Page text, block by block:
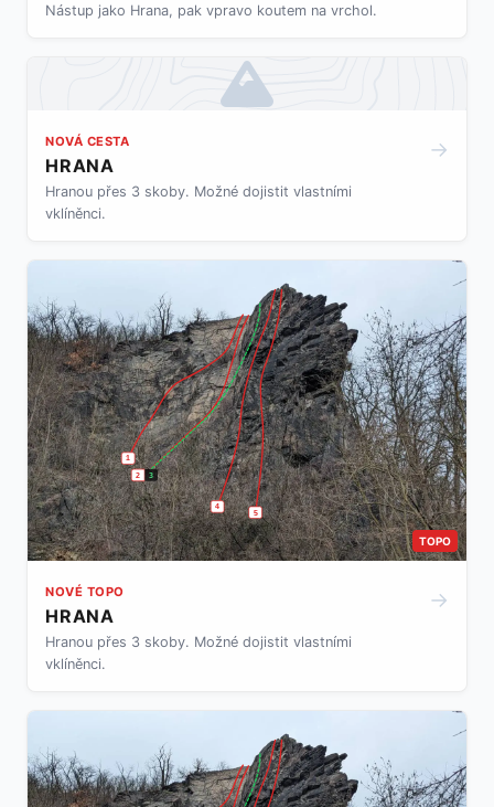
Nástup jako Hrana, pak vpravo koutem na vrchol.
NOVÁ CESTA
HRANA
Hranou přes 3 skoby. Možné dojistit vlastními
vklíněnci.
→
1
2 3
4
5
TOPO
NOVÉ TOPO
HRANA
Hranou přes 3 skoby. Možné dojistit vlastními
vklíněnci.
→